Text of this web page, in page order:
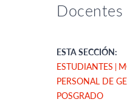
Docentes
ESTA SECCIÓN:
ESTUDIANTES
PERSONAL DE
POSGRADO